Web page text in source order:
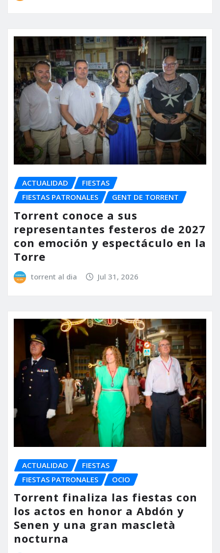
ACTUALIDAD
FIESTAS
FIESTAS PATRONALES
GENT DE TORRENT
Torrent conoce a sus
representantes festeros de 2027
con emoción y espectáculo en la
Torre
torrent al dia Jul 31, 2026
ACTUALIDAD
FIESTAS
FIESTAS PATRONALES
OCIO
Torrent finaliza las fiestas con
los actos en honor a Abdón y
Senen y una gran mascletà
nocturna